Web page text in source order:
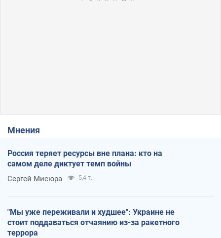
Мнения
Россия теряет ресурсы вне плана: кто на
самом деле диктует темп войны
Сергей Мисюра 5,4 т.
"Мы уже переживали и худшее": Украине не
стоит поддаваться отчаянию из-за ракетного
террора